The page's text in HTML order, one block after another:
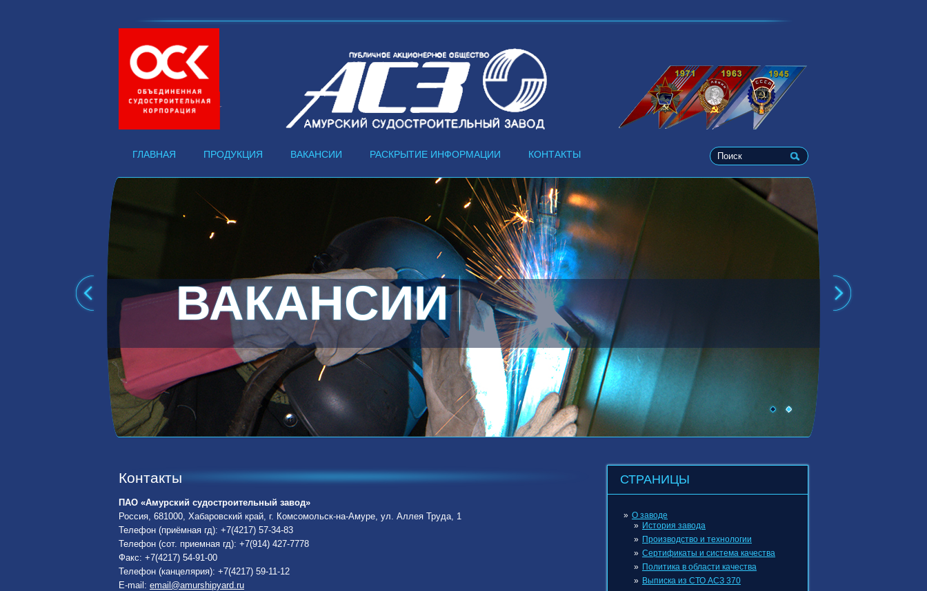
ГЛАВНАЯ ПРОДУКЦИЯ ВАКАНСИИ РАСКРЫТИЕ ИНФОРМАЦИИ КОНТАКТЫ
ВАКАНСИИ
1 2
СТРАНИЦЫ
О заводе
История завода
Производство и технологии
Сертификаты и система качества
Политика в области качества
Выписка из СТО АСЗ 370
Контакты
ПАО «Амурский судостроительный завод»
Россия, 681000, Хабаровский край, г. Комсомольск-на-Амуре, ул. Аллея Труда, 1
Телефон (приёмная гд): +7(4217) 57-34-83
Телефон (сот. приемная гд): +7(914) 427-7778
Факс: +7(4217) 54-91-00
Телефон (канцелярия): +7(4217) 59-11-12
E-mail: email@amurshipyard.ru